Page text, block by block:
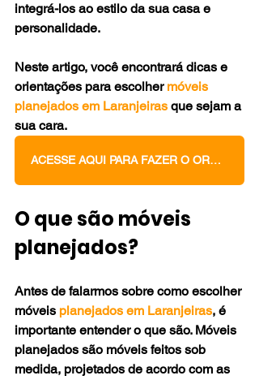
integrá-los ao estilo da sua casa e
personalidade.
Neste artigo, você encontrará dicas e
orientações para escolher móveis
planejados em Laranjeiras que sejam a
sua cara.
ACESSE AQUI PARA FAZER O ORÇAMENTO DOS SEUS MÓVEIS PLANEJADOS
O que são móveis
planejados?
Antes de falarmos sobre como escolher
móveis planejados em Laranjeiras, é
importante entender o que são. Móveis
planejados são móveis feitos sob
medida, projetados de acordo com as